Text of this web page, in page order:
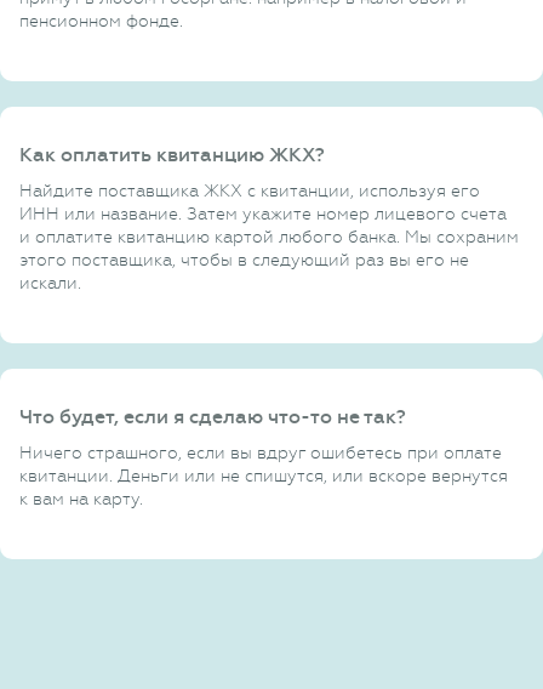
пенсионном фонде.
Как оплатить квитанцию ЖКХ?
Найдите поставщика ЖКХ с квитанции, используя его
ИНН или название. Затем укажите номер лицевого счета
и оплатите квитанцию картой любого банка. Мы сохраним
этого поставщика, чтобы в следующий раз вы его не
искали.
Что будет, если я сделаю что-то не так?
Ничего страшного, если вы вдруг ошибетесь при оплате
квитанции. Деньги или не спишутся, или вскоре вернутся
к вам на карту.